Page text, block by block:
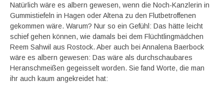
Natürlich wäre es albern gewesen, wenn die Noch-Kanzlerin in
Gummistiefeln in Hagen oder Altena zu den Flutbetroffenen
gekommen wäre. Warum? Nur so ein Gefühl: Das hätte leicht
schief gehen können, wie damals bei dem Flüchtlingmädchen
Reem Sahwil aus Rostock. Aber auch bei Annalena Baerbock
wäre es albern gewesen: Das wäre als durchschaubares
Heranschmeißen gegeisselt worden. Sie fand Worte, die man
ihr auch kaum angekreidet hat: